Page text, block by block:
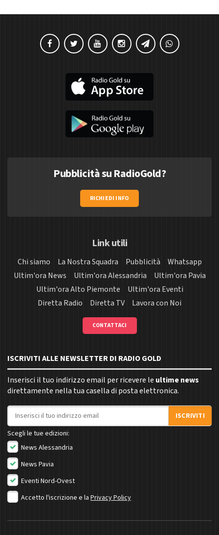
Pubblicità su RadioGold?
RICHIEDI INFO
Link utili
Chi siamo La Nostra Squadra Pubblicità
Whatsapp
Ultim'ora News
Ultim'ora Alessandria
Ultim'ora Pavia
Ultim'ora Alto Piemonte
Ultim'ora Eventi
Diretta Radio
Diretta TV Lavora con Noi
CONTATTACI
ISCRIVITI ALLE NEWSLETTER DI RADIO GOLD
Inserisci il tuo indirizzo email per ricevere le ultime news
direttamente nella tua casella di posta elettronica.
Indirizzo email
ISCRIVITI
Scegli le tue edizioni:
News Alessandria
News Pavia
Eventi Nord-Ovest
Accetto l'iscrizione e la Privacy Policy